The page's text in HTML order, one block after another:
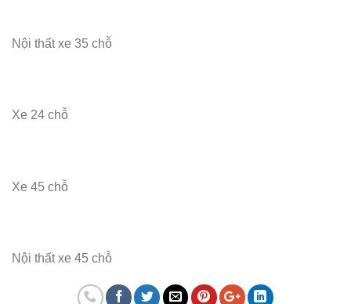
Nội thất xe 35 chỗ
Xe 24 chỗ
Xe 45 chỗ
Nội thất xe 45 chỗ